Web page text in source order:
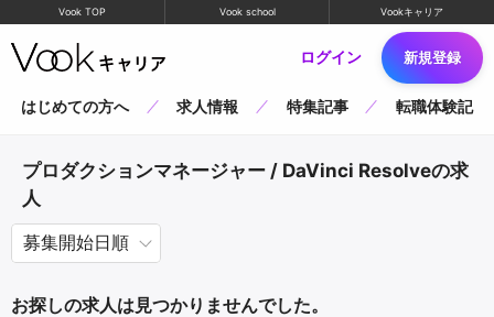
Vook TOP Vook school Vookキャリア
ログイン 新規登録
はじめての方へ 求人情報 特集記事 転職体験記
プロダクションマネージャー / DaVinci Resolveの求
人
お探しの求人は見つかりませんでした。